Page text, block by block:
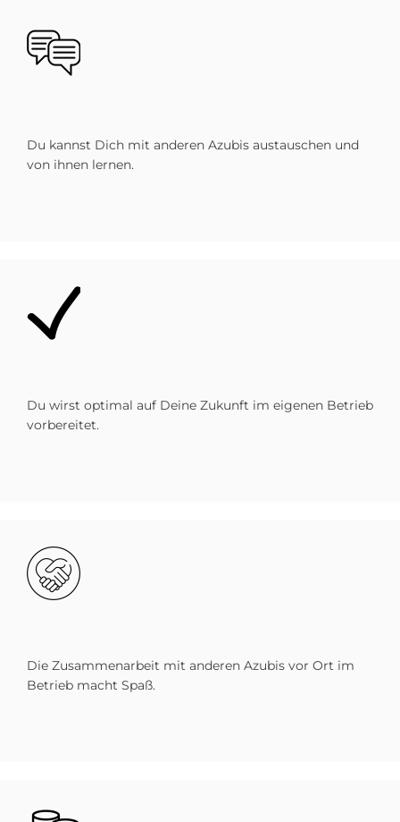
Bild
Du kannst Dich mit anderen Azubis austauschen und
von ihnen lernen.
Du wirst optimal auf Deine Zukunft im eigenen Betrieb
vorbereitet.
Bild
Die Zusammenarbeit mit anderen Azubis vor Ort im
Betrieb macht Spaß.
Bild